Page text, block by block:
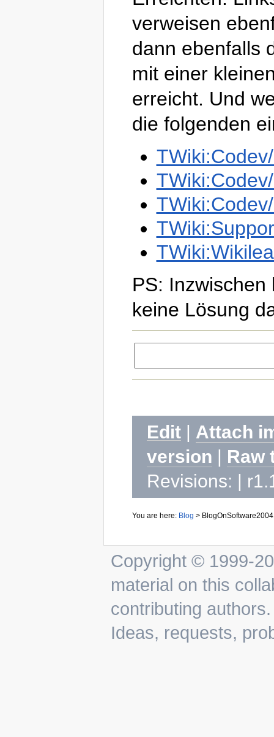
verweisen
dann ebenfalls
mit einer
erreicht. Und
die folgenden
PS:
keine Lösung
Edit | Attach
version | Raw
Revisions: |
You are here: Blog >
Copyright © 1999-
material on this
contributing authors.
Ideas, requests,